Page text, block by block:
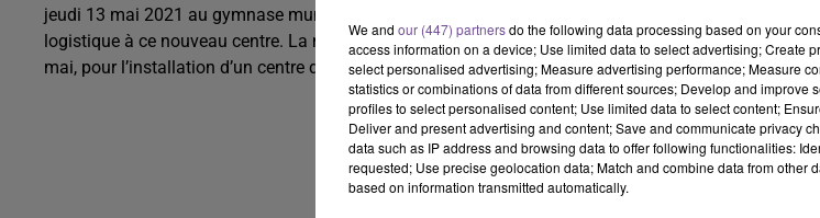
jeudi 13 mai 2021 au gymnase municipal Jean-le-Bail. La Ville met à disposition le gymnase tout en
logistique à ce nouveau centre. La municipalité met également à disposition de l’ARS le Pavillon du
mai, pour l’installation d’un centre de vaccination éphémère.
We and our (447) partnersdo the following data processing based on your
access information on a device; Use limited data to select advertising; Create
select personalised advertising; Measure advertising performance; Measure
statistics or combinations of data from different sources; Develop and improve
profiles to select personalised content; Use limited data to select content;
Deliver and present advertising and content; Save and communicate privacy
data such as IP address and browsing data to offer following functionalities:
requested; Use precise geolocation data; Match and combine data from other
based on information transmitted automatically.